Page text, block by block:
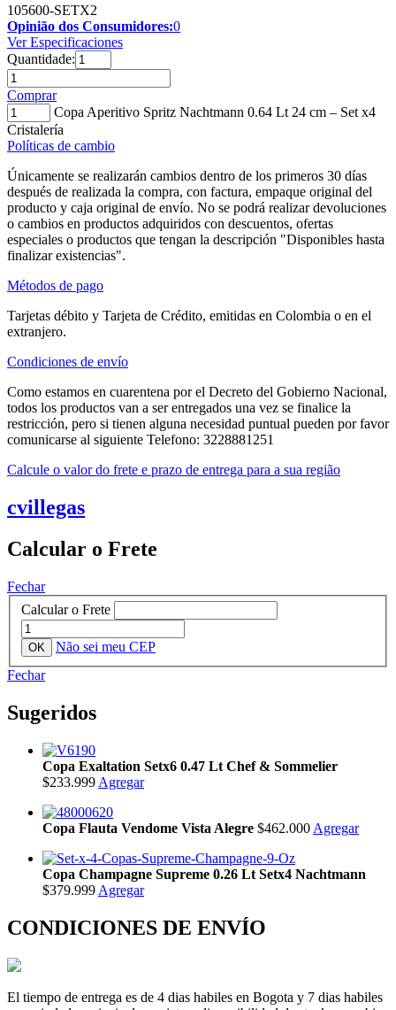
105600-SETX2
Opinião dos Consumidores:0
Ver Especificaciones
Quantidade:
Comprar
Copa Aperitivo Spritz Nachtmann 0.64 Lt 24 cm – Set x4
Cristalería
Políticas de cambio
Únicamente se realizarán cambios dentro de los primeros 30 días
después de realizada la compra, con factura, empaque original del
producto y caja original de envío. No se podrá realizar devoluciones
o cambios en productos adquiridos con descuentos, ofertas
especiales o productos que tengan la descripción "Disponibles hasta
finalizar existencias".
Métodos de pago
Tarjetas débito y Tarjeta de Crédito, emitidas en Colombia o en el
extranjero.
Condiciones de envío
Como estamos en cuarentena por el Decreto del Gobierno Nacional,
todos los productos van a ser entregados una vez se finalice la
restricción, pero si tienen alguna necesidad puntual pueden por favor
comunicarse al siguiente Telefono: 3228881251
Calcule o valor do frete e prazo de entrega para a sua região
cvillegas
Calcular o Frete
Fechar
Calcular o Frete
Não sei meu CEP
Fechar
Sugeridos
Copa Exaltation Setx6 0.47 Lt Chef & Sommelier
$233.999 Agregar
Copa Flauta Vendome Vista Alegre $462.000 Agregar
Copa Champagne Supreme 0.26 Lt Setx4 Nachtmann
$379.999 Agregar
CONDICIONES DE ENVÍO
El tiempo de entrega es de 4 dias habiles en Bogota y 7 dias habiles